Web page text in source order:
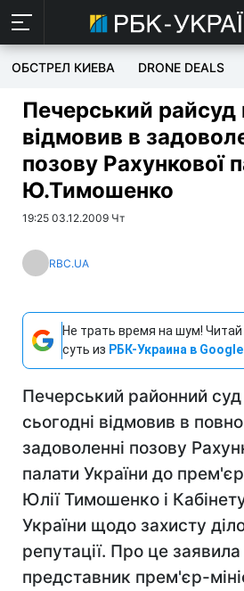
ОБСТРЕЛ КИЕВА DRONE DEALS
Печерський райсуд
відмовив в
позову Рахункової
Ю.Тимошенко
19:25 03.12.2009 Чт
RBC.UA
Не трать время на шум! Читай
суть из РБК-Украина в Google
Печерський районний
сьогодні відмовив в
задоволенні позову
палати України до
Юлії Тимошенко і Кабінету
України щодо захисту
репутації. Про це заявила
представник прем'єр-